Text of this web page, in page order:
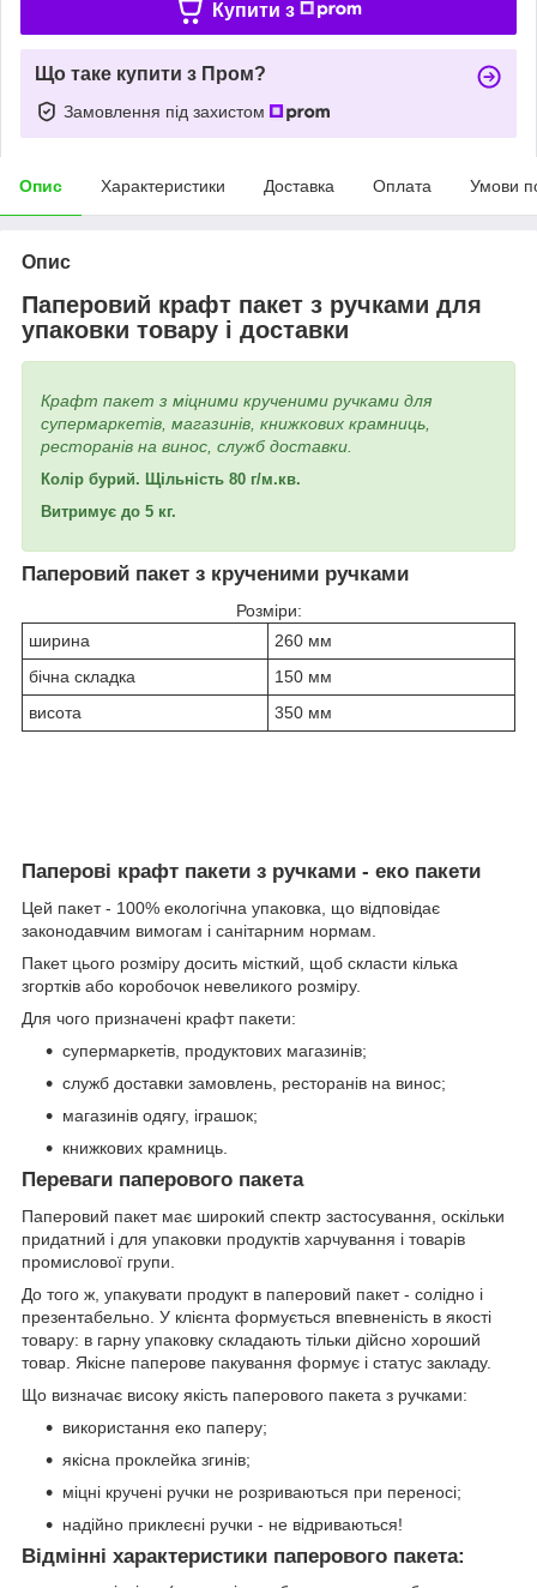
Купити з
Що таке купити з Пром?
Замовлення під захистом
Опис Характеристики Доставка Оплата Умови
Опис
Паперовий крафт пакет з ручками для
упаковки товару і доставки
Крафт пакет з міцними крученими ручками для
супермаркетів, магазинів, книжкових крамниць,
ресторанів на винос, служб доставки.
Колір бурий. Щільність 80 г/м.кв.
Витримує до 5 кг.
Паперовий пакет з крученими ручками
Розміри:
ширина
260 мм
бічна складка
150 мм
висота
350 мм
Паперові крафт пакети з ручками - еко пакети
Цей пакет - 100% екологічна упаковка, що відповідає
законодавчим вимогам і санітарним нормам.
Пакет цього розміру досить місткий, щоб скласти кілька
згортків або коробочок невеликого розміру.
Для чого призначені крафт пакети:
супермаркетів, продуктових магазинів;
служб доставки замовлень, ресторанів на винос;
магазинів одягу, іграшок;
книжкових крамниць.
Переваги паперового пакета
Паперовий пакет має широкий спектр застосування, оскільки
придатний і для упаковки продуктів харчування і товарів
промислової групи.
До того ж, упакувати продукт в паперовий пакет - солідно і
презентабельно. У клієнта формується впевненість в якості
товару: в гарну упаковку складають тільки дійсно хороший
товар. Якісне паперове пакування формує і статус закладу.
Що визначає високу якість паперового пакета з ручками:
використання еко паперу;
якісна проклейка згинів;
міцні кручені ручки не розриваються при переносі;
надійно приклеєні ручки - не відриваються!
Відмінні характеристики паперового пакета: